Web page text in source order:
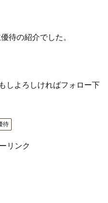
待の紹介でした。
しよろしければフォロー下
待
リンク